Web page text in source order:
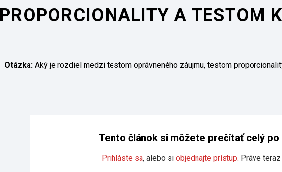
PROPORCIONALITY A TESTOM
Otázka: Aký je rozdiel medzi testom oprávneného záujmu, testom
Tento článok si môžete prečítať celý po
Prihláste sa, alebo si objednajte prístup. Práve